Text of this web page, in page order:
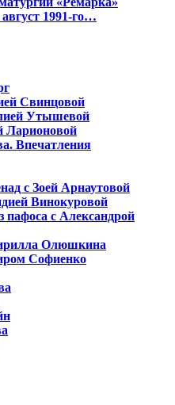
1991-го…
Свинцовой
Утышевой
Ларионовой
Впечатления
с Зоей Арнаутовой
Винокуровой
пафоса с Александрой
Олюшкина
Софиенко